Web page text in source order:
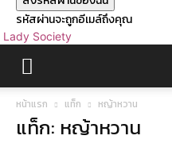
รหัสผ่านจะถูกอีเมล์ถึงคุณ
Lady Society
หน้าแรก แท็ก หญ้าหวาน
แท็ก: หญ้าหวาน